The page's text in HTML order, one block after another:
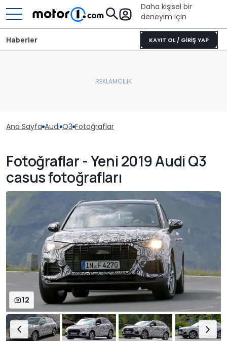
Daha kişisel bir
deneyim için
KAYIT OL / GİRİŞ YAP
Haberler
Ana Sayfa Audi Q3 Fotoğraflar
Fotoğraflar - Yeni 2019 Audi Q3
casus fotoğrafları
12